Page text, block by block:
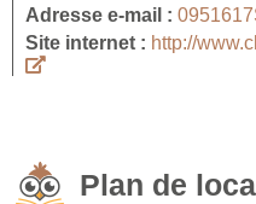
Adresse e-mail :
Site internet : http://
Plan de